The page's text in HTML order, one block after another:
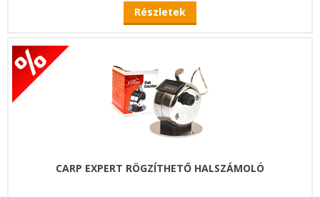
Részletek
CARP EXPERT RÖGZÍTHETŐ HALSZÁMOLÓ